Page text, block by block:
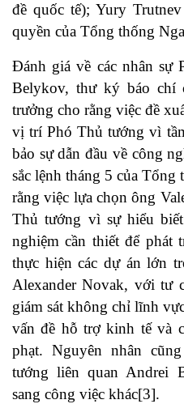
đề quốc tế); Yury
quyền của Tổng thống
Đánh giá về các nhân sự
Belykov, thư ký báo chí
trưởng cho rằng việc đề
vị trí Phó Thủ tướng vì
bảo sự dẫn đầu về công
sắc lệnh tháng 5 của
rằng việc lựa chọn ông
Thủ tướng vì sự hiểu
nghiệm cần thiết để phát
thực hiện các dự án lớn
Alexander Novak, với tư
giám sát không chỉ lĩnh
vấn đề hỗ trợ kinh tế và
phạt. Nguyên nhân
tướng liên quan Andrei
sang công việc khác[3].